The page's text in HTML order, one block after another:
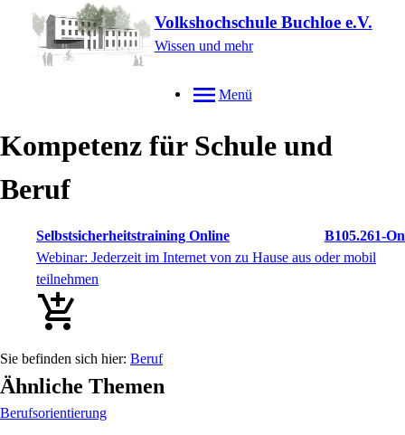
Volkshochschule Buchloe e.V.
Wissen und mehr
Menü
Kompetenz für Schule und
Beruf
Selbstsicherheitstraining Online
B105.261-On
Webinar: Jederzeit im Internet von zu Hause aus oder mobil
teilnehmen
Beruf
Ähnliche Themen
Berufsorientierung